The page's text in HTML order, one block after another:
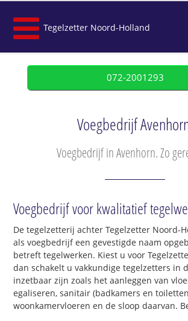
Tegelzetter Noord-Holland
072-2001293
Voegbedrijf
Voegbedrijf in Avenhorn. Zo
Voegbedrijf voor kwalitatief
De tegelzetterij achter Tegelzetter Noord-
als voegbedrijf een gevestigde naam
betreft tegelwerken. Kiest u voor
dan schakelt u vakkundige tegelzetters in
inzetbaar zijn zoals het aanleggen van
egaliseren, sanitair (badkamers en
woonkamervloeren en de sloop daarvan.